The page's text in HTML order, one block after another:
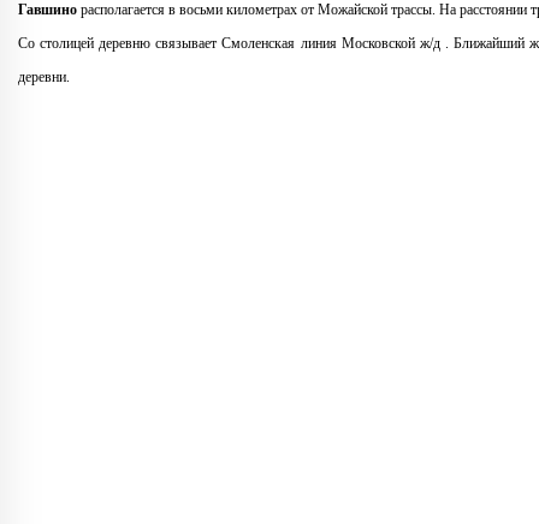
Гавшино располагается в восьми километрах от Можайской трассы. На расстоянии
Со столицей деревню связывает Смоленская линия Московской ж/д . Ближайший
деревни.